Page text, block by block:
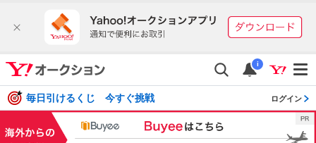
i
毎日引けるくじ 今すぐ挑戦 ログイン